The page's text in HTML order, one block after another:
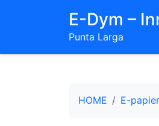
E-Dym –
Punta Larga
HOME E-